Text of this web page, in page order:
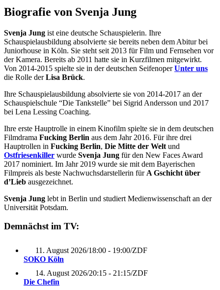
Biografie von Svenja Jung
Svenja Jung ist eine deutsche Schauspielerin. Ihre
Schauspielausbildung absolvierte sie bereits neben dem Abitur bei
Juniorhouse in Köln. Sie steht seit 2013 für Film und Fernsehen vor
der Kamera. Bereits ab 2011 hatte sie in Kurzfilmen mitgewirkt.
Von 2014-2015 spielte sie in der deutschen SeifenoperUnter uns
die Rolle derLisa Brück.
Ihre Schauspielausbildung absolvierte sie von 2014-2017 an der
Schauspielschule “Die Tankstelle” bei Sigrid Andersson und 2017
bei Lena Lessing Coaching.
Ihre erste Hauptrolle in einem Kinofilm spielte sie in dem deutschen
Filmdrama Fucking Berlin aus dem Jahr 2016. Für ihre drei
Hauptrollen in Fucking Berlin, Die Mitte der Welt und
Ostfriesenkiller wurde Svenja Jung für den New Faces Award
2017 nominiert. Im Jahr 2019 wurde sie mit dem Bayerischen
Filmpreis als beste Nachwuchsdarstellerin für A Gschicht über
d’Lieb ausgezeichnet.
Svenja Jung lebt in Berlin und studiert Medienwissenschaft an der
Universität Potsdam.
Demnächst im TV:
11. August 2026/18:00 - 19:00/ZDF
SOKO Köln
14. August 2026/20:15 - 21:15/ZDF
Die Chefin